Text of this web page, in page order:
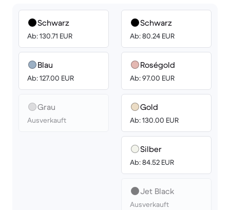
Schwarz
Ab: 130.71 EUR
Blau
Ab: 127.00 EUR
Grau
Ausverkauft
Schwarz
Ab: 80.24 EUR
Roségold
Ab: 97.00 EUR
Gold
Ab: 130.00 EUR
Silber
Ab: 84.52 EUR
Jet Black
Ausverkauft